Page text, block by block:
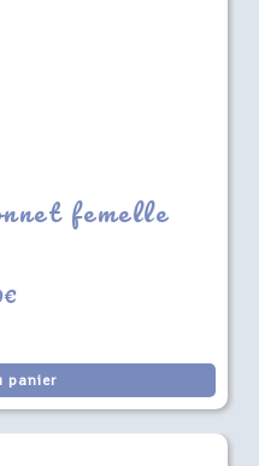
femelle
€
panier